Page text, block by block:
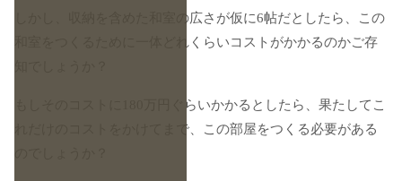
しかし、収納を含めた和室の広さが仮に6帖だとしたら、この
和室をつくるために一体どれくらいコストがかかるのかご存
もしそのコストに180万円ぐらいかかるとしたら、果たしてこ
れだけのコストをかけてまで、この部屋をつくる必要がある